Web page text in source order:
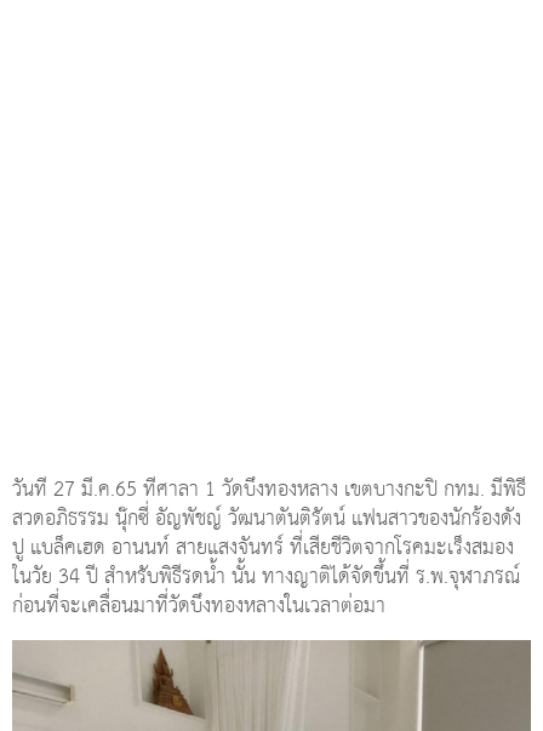
วันที่ 27 มี.ค.65 ที่ศาลา 1 วัดบึงทองหลาง เขตบางกะปิ กทม. มีพิธี
สวดอภิธรรม นุ๊กซี่ อัญพัชญ์ วัฒนาตันติรัตน์ แฟนสาวของนักร้องดัง
ปู แบล็คเฮด อานนท์ สายแสงจันทร์ ที่เสียชีวิตจากโรคมะเร็งสมอง
ในวัย 34 ปี สำหรับพิธีรดน้ำ นั้น ทางญาติได้จัดขึ้นที่ ร.พ.จุฬาภรณ์
ก่อนที่จะเคลื่อนมาที่วัดบึงทองหลางในเวลาต่อมา